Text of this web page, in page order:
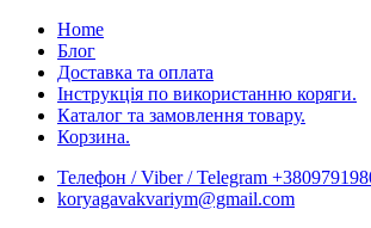
Skip
content
Home
Блог
Доставка та оплата
Інструкція по використанню коряги.
Каталог та замовлення товару.
Корзина.
Телефон / Viber / Telegram
koryagavakvariym@gmail.com